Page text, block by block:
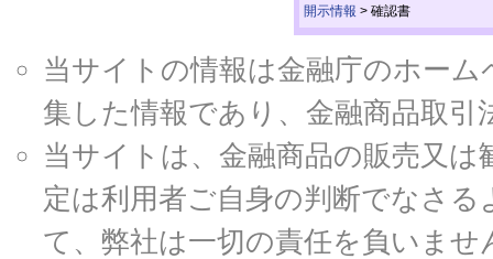
開示情報 > 確認書
当サイトの情報は金融庁のホー
集した情報であり、金融商品取
当サイトは、金融商品の販売又
定は利用者ご自身の判断でなさ
て、弊社は一切の責任を負いませ